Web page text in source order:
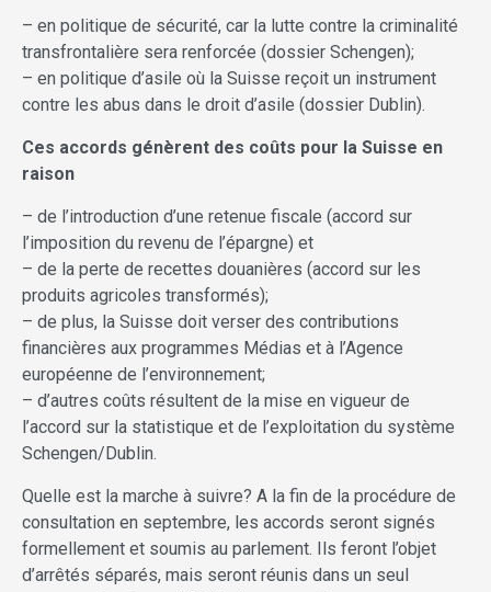
– en politique de sécurité, car la lutte contre la criminalité
transfrontalière sera renforcée (dossier Schengen);
– en politique d’asile où la Suisse reçoit un instrument
contre les abus dans le droit d’asile (dossier Dublin).
Ces accords génèrent des coûts pour la Suisse en
raison
– de l’introduction d’une retenue fiscale (accord sur
l’imposition du revenu de l’épargne) et
– de la perte de recettes douanières (accord sur les
produits agricoles transformés);
– de plus, la Suisse doit verser des contributions
financières aux programmes Médias et à l’Agence
européenne de l’environnement;
– d’autres coûts résultent de la mise en vigueur de
l’accord sur la statistique et de l’exploitation du système
Schengen/Dublin.
Quelle est la marche à suivre? A la fin de la procédure de
consultation en septembre, les accords seront signés
formellement et soumis au parlement. Ils feront l’objet
d’arrêtés séparés, mais seront réunis dans un seul